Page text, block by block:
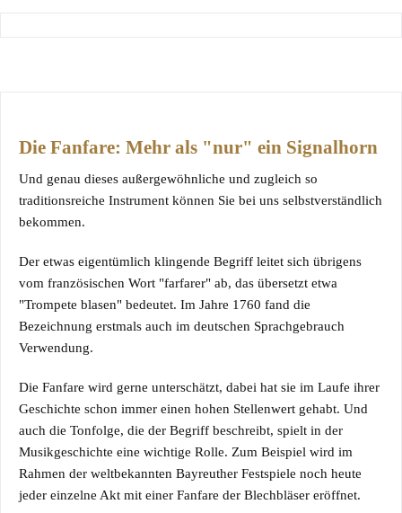
Die Fanfare: Mehr als "nur" ein Signalhorn
Und genau dieses außergewöhnliche und zugleich so
traditionsreiche Instrument können Sie bei uns selbstverständlich
bekommen.
Der etwas eigentümlich klingende Begriff leitet sich übrigens
vom französischen Wort "farfarer" ab, das übersetzt etwa
"Trompete blasen" bedeutet. Im Jahre 1760 fand die
Bezeichnung erstmals auch im deutschen Sprachgebrauch
Verwendung.
Die Fanfare wird gerne unterschätzt, dabei hat sie im Laufe ihrer
Geschichte schon immer einen hohen Stellenwert gehabt. Und
auch die Tonfolge, die der Begriff beschreibt, spielt in der
Musikgeschichte eine wichtige Rolle. Zum Beispiel wird im
Rahmen der weltbekannten Bayreuther Festspiele noch heute
jeder einzelne Akt mit einer Fanfare der Blechbläser eröffnet.